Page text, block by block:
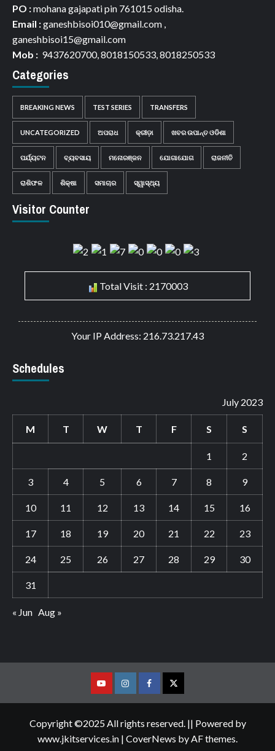
PO :mohana gajapati pin 761015 odisha.
Email :ganeshbisoi010@gmail.com ,
ganeshbisoi15@gmail.com
Mob : 9437620700, 8018150533, 8018250533
Categories
BREAKING NEWS TEST SERIES TRANSFERS
UNCATEGORIZED ଅପରାଧ କ୍ରୀଡ଼ା ଖବର ଉପାନ୍ତ ଓଡିଶା
ପର୍ଯ୍ୟଟନ ବ୍ୟବସାୟ ମନୋରଞ୍ଜନ ଯୋଗାଯୋଗ ରାଜନୀତି
ରାଶିଫଳ ଶିକ୍ଷା ସମାଚାର ସ୍ୱାସ୍ଥ୍ୟ
Visitor Counter
Total Visit : 2170003
Your IP Address: 216.73.217.43
Schedules
July 2023
M T W T F S S
1 2
3 4 5 6 7 8 9
10 11 12 13 14 15 16
17 18 19 20 21 22 23
24 25 26 27 28 29 30
31
« Jun Aug »
YoutubeVimeoFacebookTwitter
Copyright ©2025 All rights reserved. || Powered by
www.jkitservices.in | CoverNews by AF themes.